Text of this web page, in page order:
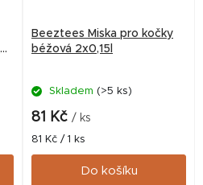
Beeztees Miska pro kočky
béžová 2x0,15l
Skladem (>5 ks)
81 Kč / ks
Měrná
cena:
81 Kč / 1 ks
Do košíku